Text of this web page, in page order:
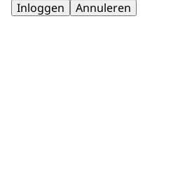
Inloggen Annuleren